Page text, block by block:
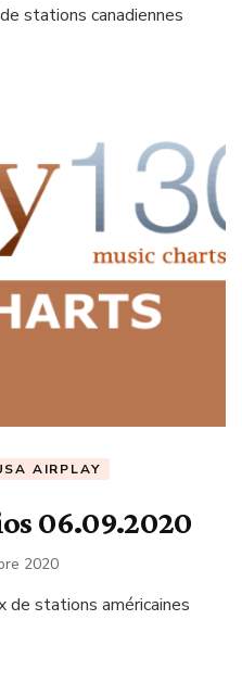
stations canadiennes
AIRPLAY
06.09.2020
2020
de stations américaines